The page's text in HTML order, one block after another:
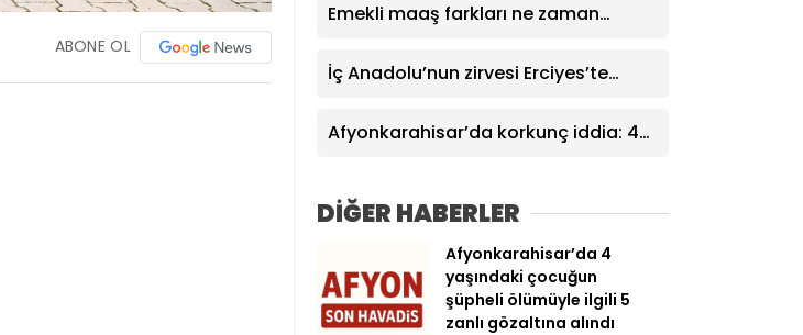
ABONE OL
Emekli maaş farkları ne zaman
İç Anadolu’nun zirvesi Erciyes’te
Afyonkarahisar’da korkunç iddia: 4
DİĞER HABERLER
Afyonkarahisar’da 4
yaşındaki çocuğun
şüpheli ölümüyle ilgili 5
zanlı gözaltına alındı